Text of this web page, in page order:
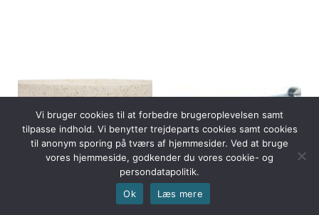
Vi bruger cookies til at forbedre brugeroplevelsen samt
tilpasse indhold. Vi benytter trejdeparts cookies samt cookies
til anonym sporing på tværs af hjemmesider. Ved at bruge
vores hjemmeside, godkender du vores cookie- og
persondatapolitik.
Ok
Læs mere